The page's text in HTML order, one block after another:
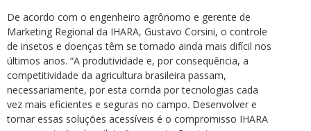
De acordo com o engenheiro agrônomo e gerente de
Marketing Regional da IHARA, Gustavo Corsini, o controle
de insetos e doenças têm se tornado ainda mais difícil nos
últimos anos. “A produtividade e, por consequência, a
competitividade da agricultura brasileira passam,
necessariamente, por esta corrida por tecnologias cada
vez mais eficientes e seguras no campo. Desenvolver e
tornar essas soluções acessíveis é o compromisso IHARA